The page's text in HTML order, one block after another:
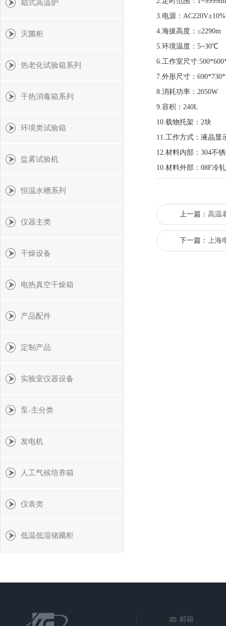
3.电源：
4.海拔高度：≤229
5.环境温度
6.工作室尺寸:500*60
7.外形尺寸： 690*730*
8.消耗功率： 2050W
9.容积： 240L
10.载物托架： 2块
11.工作方式： 液晶显
12.材料内部：304不
10.材料外部：08F冷
上一篇： 高温
下一篇： 上海
箱式高温炉
灭菌柜
热老化试验箱系列
干热消毒箱系列
环境类试验箱
盐雾试验机
恒温水槽系列
仪器主类
干燥设备
电热真空干燥箱
产品配件
定制产品
实验室仪器设备
泵-主分类
发电机
人工气候培养箱
仪表类
低温低湿储藏柜
邮箱